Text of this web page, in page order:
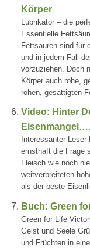
Körper
Lubrikator – die
Essentielle
Fettsäuren sind für
und in jedem Fall
vorzuziehen. Doch
Körper auch rohe,
rohen, gesättigten
Video: Hinter
Eisenmangel….
Interessanter
ernsthaft die Frage
Fleisch wie noch
weitverbreiteten
als der beste
Buch: Green
Green for Life
Geist und Seele
und Früchten in